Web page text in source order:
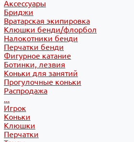
Аксессуары
Бриджи
Вратарская экипировка
Клюшки бенди/флорбол
Налокотники бенди
Перчатки бенди
Фигурное катание
Ботинки, лезвия
Коньки для занятий
Прогулочные коньки
Распродажа
...
Игрок
Коньки
Клюшки
Перчатки